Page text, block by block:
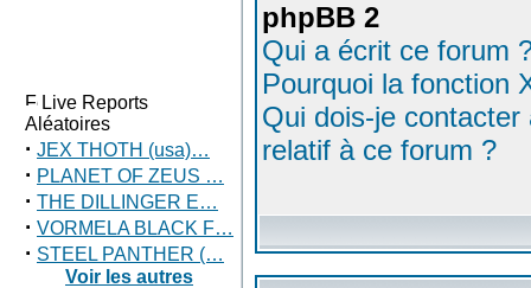
Live Reports
Aléatoires
· JEX THOTH (usa)…
· PLANET OF ZEUS …
· THE DILLINGER E…
· VORMELA BLACK F…
· STEEL PANTHER (…
Voir les autres
phpBB 2
Qui a écrit ce forum
Pourquoi la fonction
Qui dois-je
relatif à ce forum ?